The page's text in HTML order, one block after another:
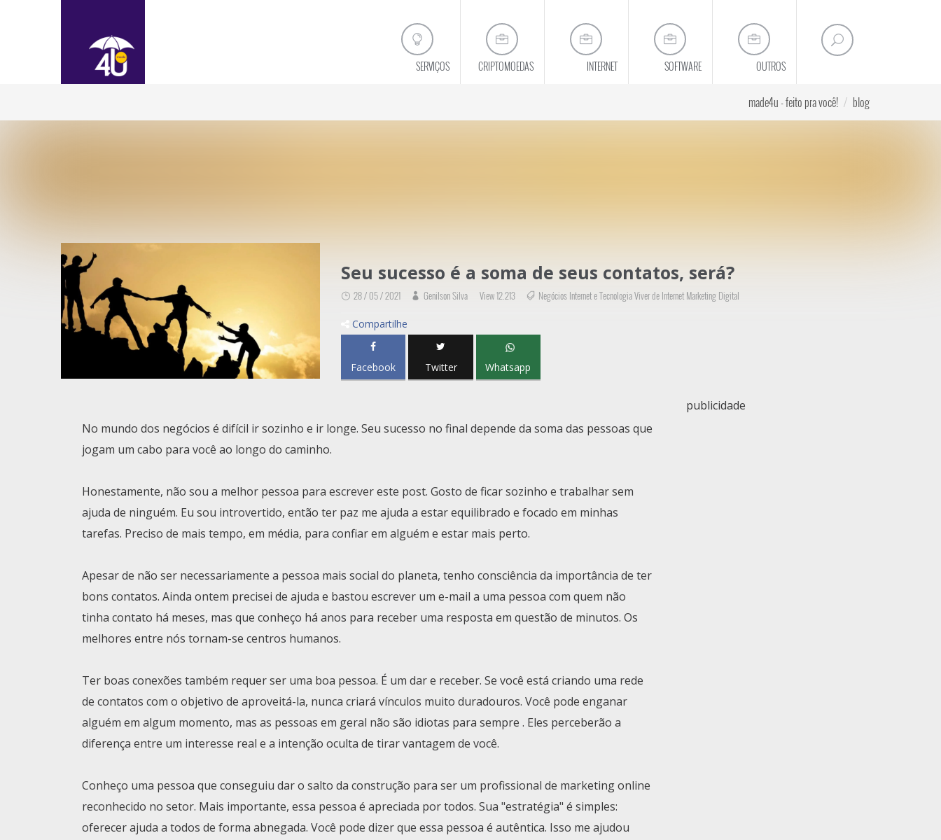
SERVIÇOS CRIPTOMOEDAS INTERNET SOFTWARE OUTROS
made4u - feito pra você! blog
Seu sucesso é a soma de seus contatos, será?
28 / 05 / 2021 Genilson Silva View 12.213 Negócios Internet e Tecnologia Viver de Internet Marketing Digital
Compartilhe
Facebook Twitter Whatsapp
No mundo dos negócios é difícil ir sozinho e ir longe. Seu sucesso no final depende da soma das pessoas que
jogam um cabo para você ao longo do caminho.
Honestamente, não sou a melhor pessoa para escrever este post. Gosto de ficar sozinho e trabalhar sem
ajuda de ninguém. Eu sou introvertido, então ter paz me ajuda a estar equilibrado e focado em minhas
tarefas. Preciso de mais tempo, em média, para confiar em alguém e estar mais perto.
Apesar de não ser necessariamente a pessoa mais social do planeta, tenho consciência da importância de ter
bons contatos. Ainda ontem precisei de ajuda e bastou escrever um e-mail a uma pessoa com quem não
tinha contato há meses, mas que conheço há anos para receber uma resposta em questão de minutos. Os
melhores entre nós tornam-se centros humanos.
Ter boas conexões também requer ser uma boa pessoa. É um dar e receber. Se você está criando uma rede
de contatos com o objetivo de aproveitá-la, nunca criará vínculos muito duradouros. Você pode enganar
alguém em algum momento, mas as pessoas em geral não são idiotas para sempre . Eles perceberão a
diferença entre um interesse real e a intenção oculta de tirar vantagem de você.
Conheço uma pessoa que conseguiu dar o salto da construção para ser um profissional de marketing online
reconhecido no setor. Mais importante, essa pessoa é apreciada por todos. Sua "estratégia" é simples:
oferecer ajuda a todos de forma abnegada. Você pode dizer que essa pessoa é autêntica. Isso me ajudou
publicidade